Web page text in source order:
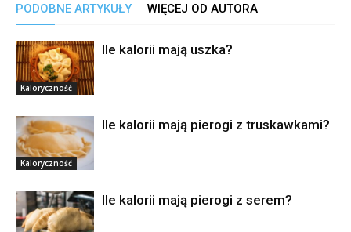
PODOBNE ARTYKUŁY WIĘCEJ OD AUTORA
Kaloryczność
Ile kalorii mają uszka?
Kaloryczność
Ile kalorii mają pierogi z truskawkami?
Ile kalorii mają pierogi z serem?